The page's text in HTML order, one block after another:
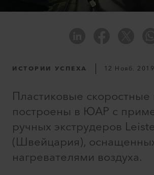
ИСТОРИИ УСПЕХА 12 Нояб.
Пластиковые скоростные
построены в ЮАР с
ручных экструдеров
(Швейцария),
нагревателями воздуха.